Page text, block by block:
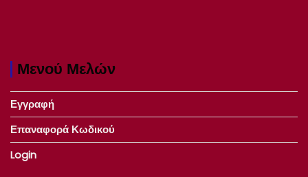
Μενού Μελών
Εγγραφή
Επαναφορά Κωδικού
Login